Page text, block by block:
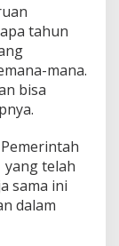
tahun
mana.
bisa
telah
sama ini
dalam